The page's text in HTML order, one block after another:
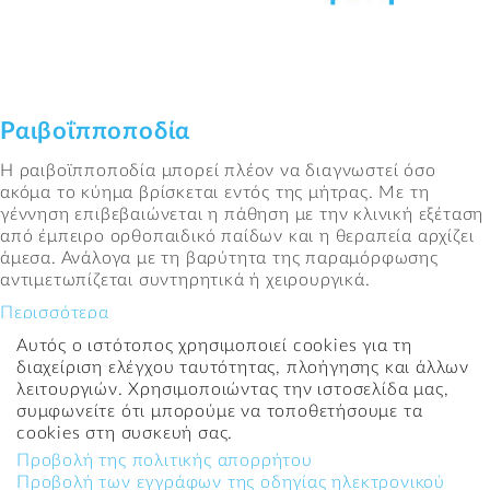
Ραιβοΐπποποδία
Η ραιβοϊπποποδία μπορεί πλέον να διαγνωστεί όσο
ακόμα το κύημα βρίσκεται εντός της μήτρας. Με τη
γέννηση επιβεβαιώνεται η πάθηση με την κλινική εξέταση
από έμπειρο ορθοπαιδικό παίδων και η θεραπεία αρχίζει
άμεσα. Ανάλογα με τη βαρύτητα της παραμόρφωσης
αντιμετωπίζεται συντηρητικά ή χειρουργικά.
Περισσότερα
Βρίσκεστε εδώ: Κεντρική
→
ραιβοΐπποποδία - Τotal Οrtho Care
Χάρτης Ιστοσελίδας
Αυτός ο ιστότοπος χρησιμοποιεί cookies για τη
διαχείριση ελέγχου ταυτότητας, πλοήγησης και άλλων
λειτουργιών. Χρησιμοποιώντας την ιστοσελίδα μας,
συμφωνείτε ότι μπορούμε να τοποθετήσουμε τα
cookies στη συσκευή σας.
Προβολή της πολιτικής απορρήτου
Προβολή των εγγράφων της οδηγίας ηλεκτρονικού